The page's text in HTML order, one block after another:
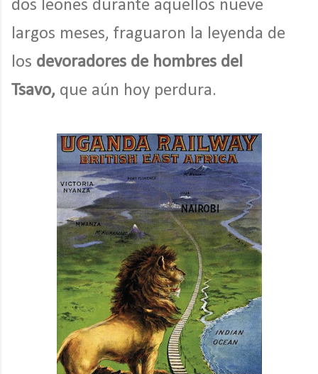
dos leones durante aquellos nueve
largos meses, fraguaron la leyenda de
los devoradores de hombres del
Tsavo, que aún hoy perdura.